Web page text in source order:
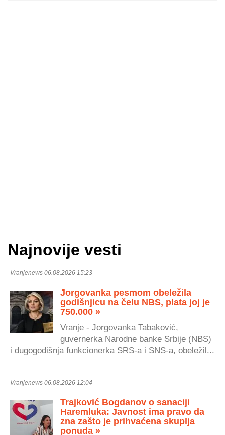
Najnovije vesti
Vranjenews 06.08.2026 15:23
Jorgovanka pesmom obeležila
godišnjicu na čelu NBS, plata joj je
750.000 »
Vranje - Jorgovanka Tabaković,
guvernerka Narodne banke Srbije (NBS)
i dugogodišnja funkcionerka SRS-a i SNS-a, obeležil...
Vranjenews 06.08.2026 12:04
Trajković Bogdanov o sanaciji
Haremluka: Javnost ima pravo da
zna zašto je prihvaćena skuplja
ponuda »